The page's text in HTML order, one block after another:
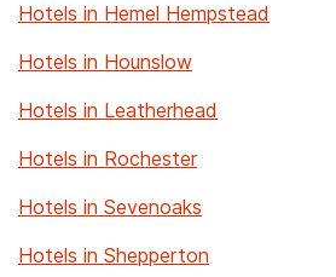
Hotels in Hemel Hempstead
Hotels in Hounslow
Hotels in Leatherhead
Hotels in Rochester
Hotels in Sevenoaks
Hotels in Shepperton